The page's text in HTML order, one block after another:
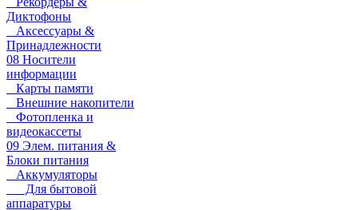
Диктофоны
Аксессуары &
Принадлежности
08 Носители
информации
Карты памяти
Внешние накопители
Фотопленка и
видеокассеты
09 Элем. питания &
Блоки питания
Аккумуляторы
Для бытовой
аппаратуры